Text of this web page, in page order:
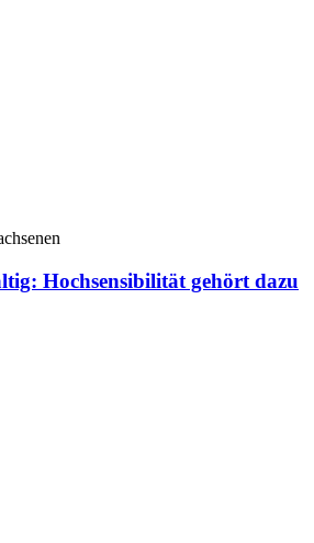
Hochsensibilität gehört dazu